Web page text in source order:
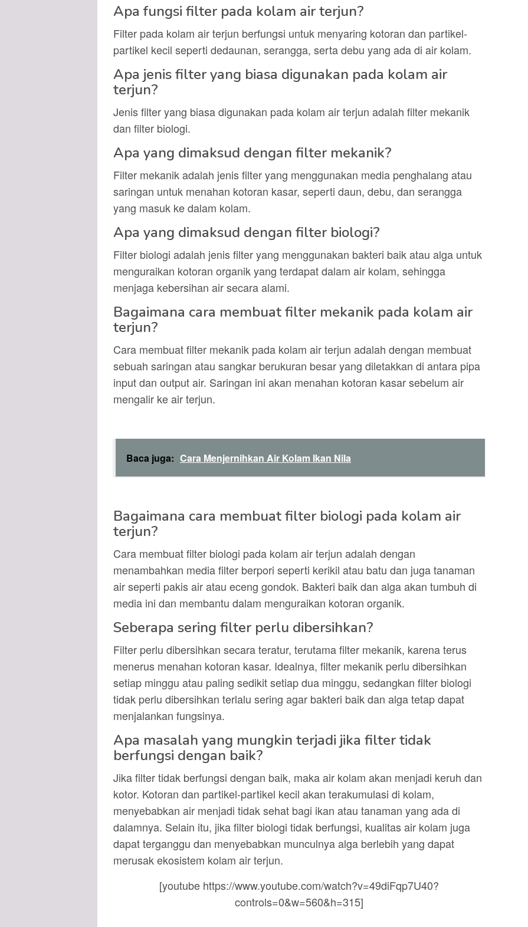
Apa fungsi filter pada kolam air terjun?
Filter pada kolam air terjun berfungsi untuk menyaring kotoran dan partikel-
partikel kecil seperti dedaunan, serangga, serta debu yang ada di air kolam.
Apa jenis filter yang biasa digunakan pada kolam air
terjun?
Jenis filter yang biasa digunakan pada kolam air terjun adalah filter mekanik
dan filter biologi.
Apa yang dimaksud dengan filter mekanik?
Filter mekanik adalah jenis filter yang menggunakan media penghalang atau
saringan untuk menahan kotoran kasar, seperti daun, debu, dan serangga
yang masuk ke dalam kolam.
Apa yang dimaksud dengan filter biologi?
Filter biologi adalah jenis filter yang menggunakan bakteri baik atau alga untuk
menguraikan kotoran organik yang terdapat dalam air kolam, sehingga
menjaga kebersihan air secara alami.
Bagaimana cara membuat filter mekanik pada kolam air
terjun?
Cara membuat filter mekanik pada kolam air terjun adalah dengan membuat
sebuah saringan atau sangkar berukuran besar yang diletakkan di antara pipa
input dan output air. Saringan ini akan menahan kotoran kasar sebelum air
mengalir ke air terjun.
Baca juga: Cara Menjernihkan Air Kolam Ikan Nila
Bagaimana cara membuat filter biologi pada kolam air
terjun?
Cara membuat filter biologi pada kolam air terjun adalah dengan
menambahkan media filter berpori seperti kerikil atau batu dan juga tanaman
air seperti pakis air atau eceng gondok. Bakteri baik dan alga akan tumbuh di
media ini dan membantu dalam menguraikan kotoran organik.
Seberapa sering filter perlu dibersihkan?
Filter perlu dibersihkan secara teratur, terutama filter mekanik, karena terus
menerus menahan kotoran kasar. Idealnya, filter mekanik perlu dibersihkan
setiap minggu atau paling sedikit setiap dua minggu, sedangkan filter biologi
tidak perlu dibersihkan terlalu sering agar bakteri baik dan alga tetap dapat
menjalankan fungsinya.
Apa masalah yang mungkin terjadi jika filter tidak
berfungsi dengan baik?
Jika filter tidak berfungsi dengan baik, maka air kolam akan menjadi keruh dan
kotor. Kotoran dan partikel-partikel kecil akan terakumulasi di kolam,
menyebabkan air menjadi tidak sehat bagi ikan atau tanaman yang ada di
dalamnya. Selain itu, jika filter biologi tidak berfungsi, kualitas air kolam juga
dapat terganggu dan menyebabkan munculnya alga berlebih yang dapat
merusak ekosistem kolam air terjun.
[youtube https://www.youtube.com/watch?v=49diFqp7U40?
controls=0&w=560&h=315]